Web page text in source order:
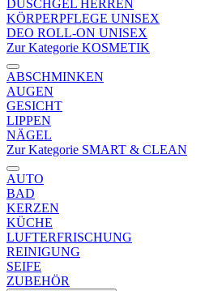
DUSCHGEL HERREN
KÖRPERPFLEGE UNISEX
DEO ROLL-ON UNISEX
Zur Kategorie KOSMETIK
ABSCHMINKEN
AUGEN
GESICHT
LIPPEN
NÄGEL
Zur Kategorie SMART & CLEAN
AUTO
BAD
KERZEN
KÜCHE
LUFTERFRISCHUNG
REINIGUNG
SEIFE
ZUBEHÖR